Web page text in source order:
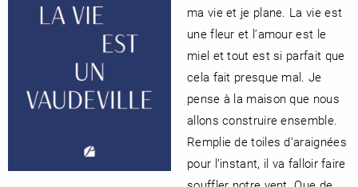
À PARAÎTRE
RETOUR
RETOUR
ma vie et je plane. La vie est
une fleur et l’amour est le
miel et tout est si parfait que
cela fait presque mal. Je
pense à la maison que nous
allons construire ensemble.
Remplie de toiles d’araignées
pour l’instant, il va falloir faire